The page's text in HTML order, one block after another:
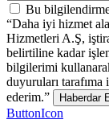
Bu
“Daha iyi hizmet
Hizmetleri A.Ş,
belirtiline kadar
bilgilerimi
duyuruları
ederim.”
Haberdar
ButtonIcon